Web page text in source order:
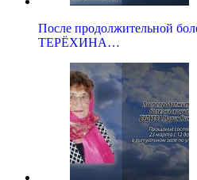
После продолжительной
ТЕРЁХИНА…